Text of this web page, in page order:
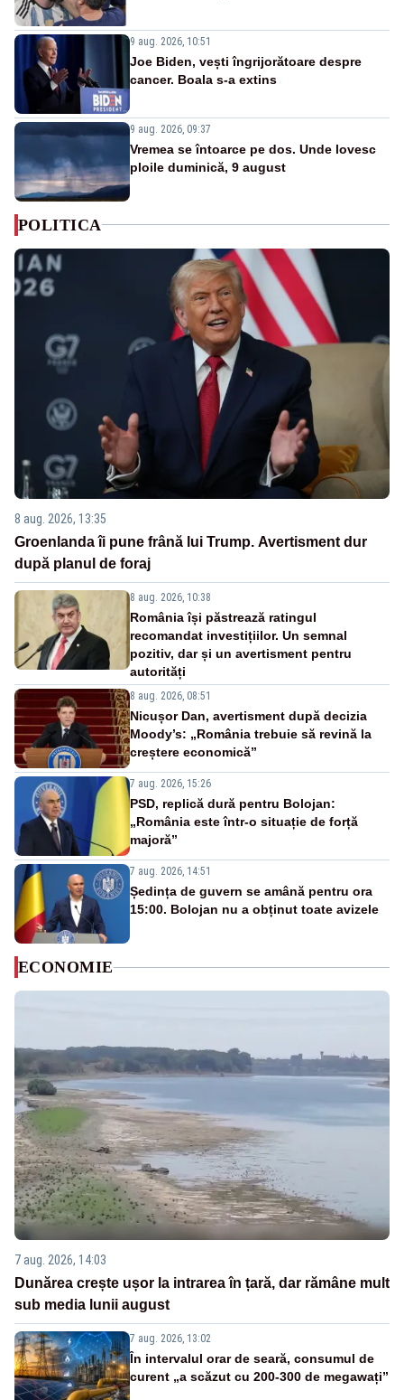
9 aug. 2026, 10:51
Joe Biden, vești îngrijorătoare despre
cancer. Boala s-a extins
9 aug. 2026, 09:37
Vremea se întoarce pe dos. Unde lovesc
ploile duminică, 9 august
POLITICA
8 aug. 2026, 13:35
Groenlanda îi pune frână lui Trump. Avertisment dur
după planul de foraj
8 aug. 2026, 10:38
România își păstrează ratingul
recomandat investițiilor. Un semnal
pozitiv, dar și un avertisment pentru
autorități
8 aug. 2026, 08:51
Nicușor Dan, avertisment după decizia
Moody’s: „România trebuie să revină la
creștere economică”
7 aug. 2026, 15:26
PSD, replică dură pentru Bolojan:
„România este într-o situație de forță
majoră”
7 aug. 2026, 14:51
Ședința de guvern se amână pentru ora
15:00. Bolojan nu a obținut toate avizele
ECONOMIE
7 aug. 2026, 14:03
Dunărea crește ușor la intrarea în țară, dar rămâne mult
sub media lunii august
7 aug. 2026, 13:02
În intervalul orar de seară, consumul de
curent „a scăzut cu 200-300 de megawați”